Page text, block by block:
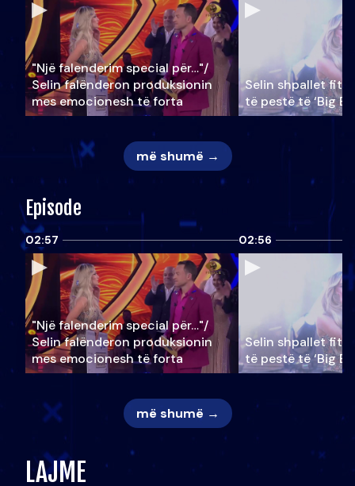
"Një falenderim special për…"/
Selin falënderon produksionin
mes emocionesh të forta
Selin shpallet
të pestë të ‘Big
më shumë →
Episode
02:57
"Një falenderim special për…"/
Selin falënderon produksionin
mes emocionesh të forta
02:56
Selin shpallet
të pestë të ‘Big
më shumë →
LAJME